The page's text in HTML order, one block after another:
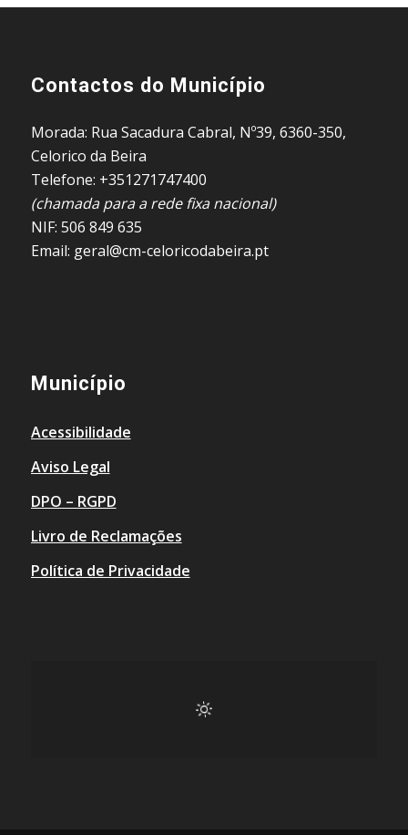
Contactos do Município
Morada: Rua Sacadura Cabral, Nº39, 6360-350,
Celorico da Beira
Telefone: +351271747400
(chamada para a rede fixa nacional)
NIF: 506 849 635
Email: geral@cm-celoricodabeira.pt
Município
Acessibilidade
Aviso Legal
DPO – RGPD
Livro de Reclamações
Política de Privacidade